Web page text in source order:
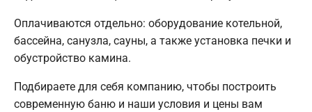
Оплачиваются отдельно: оборудование котельной,
бассейна, санузла, сауны, а также установка печки и
обустройство камина.
Подбираете для себя компанию, чтобы построить
современную баню и наши условия и цены вам